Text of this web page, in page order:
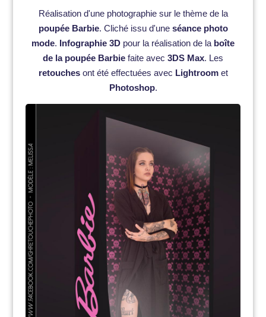
Réalisation d'une photographie sur le thème de la
poupée Barbie. Cliché issu d'une séance photo
mode. Infographie 3D pour la réalisation de la boîte
de la poupée Barbie faite avec 3DS Max. Les
retouchesont été effectuées avec Lightroomet
Photoshop.